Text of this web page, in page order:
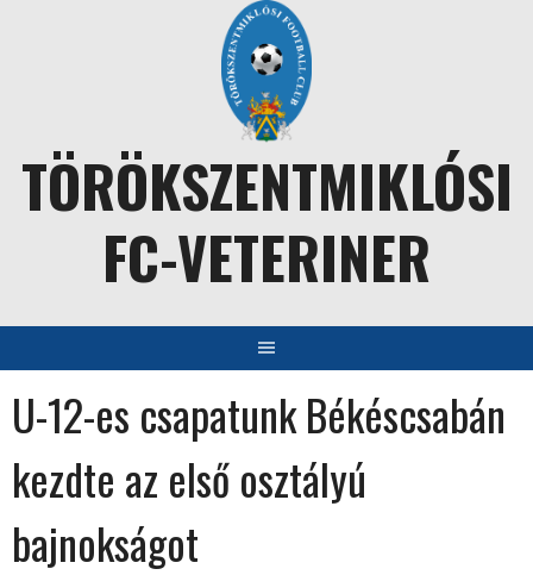
TÖRÖKSZENTMIKLÓSI
FC-VETERINER
U-12-es csapatunk Békéscsabán
kezdte az első osztályú
bajnokságot